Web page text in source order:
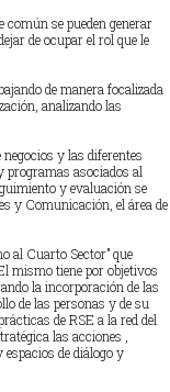
se pueden generar
de ocupar el rol que le
de manera focalizada
analizando las
y las diferentes
programas asociados al
y evaluación se
y Comunicación, el área de
al Cuarto Sector” que
mismo tiene por objetivos
la incorporación de las
de las personas y de su
de RSE a la red del
las acciones ,
de diálogo y